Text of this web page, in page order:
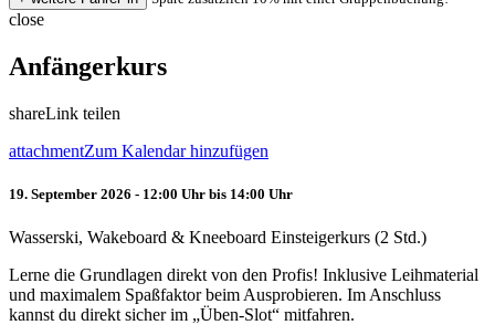
close
Anfängerkurs
shareLink teilen
attachmentZum Kalendar hinzufügen
19. September 2026 - 12:00 Uhr bis 14:00 Uhr
Wasserski, Wakeboard & Kneeboard Einsteigerkurs (2 Std.)
Lerne die Grundlagen direkt von den Profis! Inklusive Leihmaterial
und maximalem Spaßfaktor beim Ausprobieren. Im Anschluss
kannst du direkt sicher im „Üben-Slot“ mitfahren.